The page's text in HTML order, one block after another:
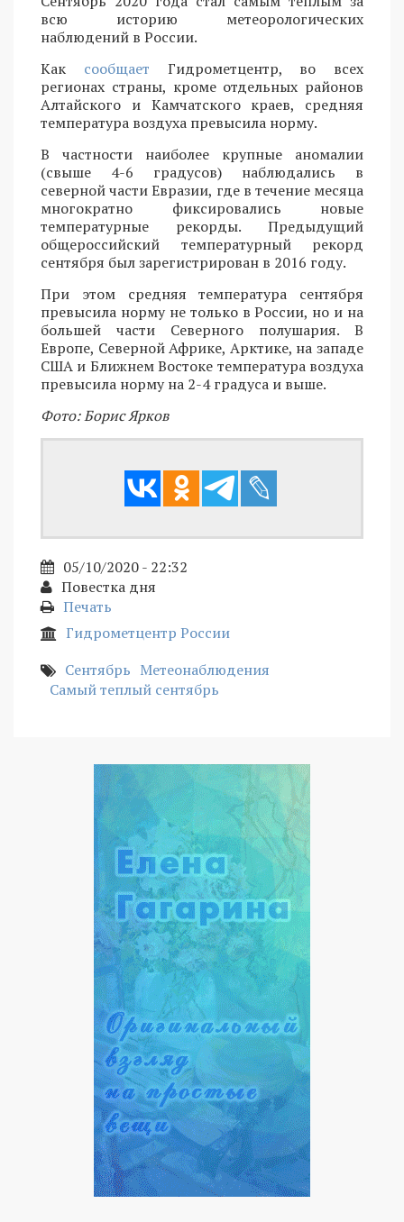
всю историю метеорологических
наблюдений в России.
Как сообщает Гидрометцентр, во всех
регионах страны, кроме отдельных районов
Алтайского и Камчатского краев, средняя
температура воздуха превысила норму.
В частности наиболее крупные аномалии
(свыше 4-6 градусов) наблюдались в
северной части Евразии, где в течение месяца
многократно фиксировались новые
температурные рекорды. Предыдущий
общероссийский температурный рекорд
сентября был зарегистрирован в 2016 году.
При этом средняя температура сентября
превысила норму не только в России, но и на
большей части Северного полушария. В
Европе, Северной Африке, Арктике, на западе
США и Ближнем Востоке температура воздуха
превысила норму на 2-4 градуса и выше.
Фото: Борис Ярков
05/10/2020 - 22:32
Повестка дня
Печать
Гидрометцентр России
Сентябрь Метеонаблюдения
Самый теплый сентябрь